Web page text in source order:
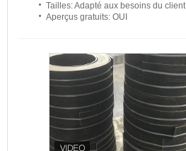
Tailles: Adapté aux besoins du client
Aperçus gratuits: OUI